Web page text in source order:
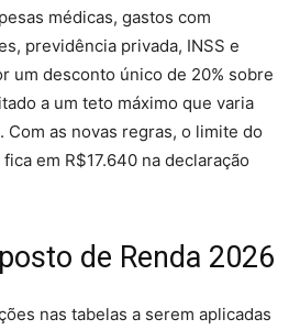
médicas, gastos com
previdência privada, INSS e
um desconto único de 20% sobre
a um teto máximo que varia
Com as novas regras, o limite do
em R$17.640 na declaração
de Renda 2026
nas tabelas a serem aplicadas